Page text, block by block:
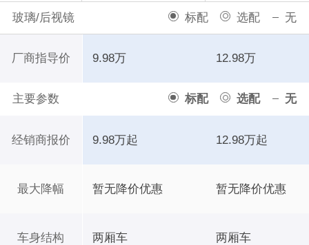
玻璃/后视镜 标配 选配 无
厂商指导价
主要参数 标配 选配 无
经销商报价
最大降幅
车身结构
9.98万 12.98万
9.98万起 12.98万起
暂无降价优惠 暂无降价优惠
两厢车 两厢车